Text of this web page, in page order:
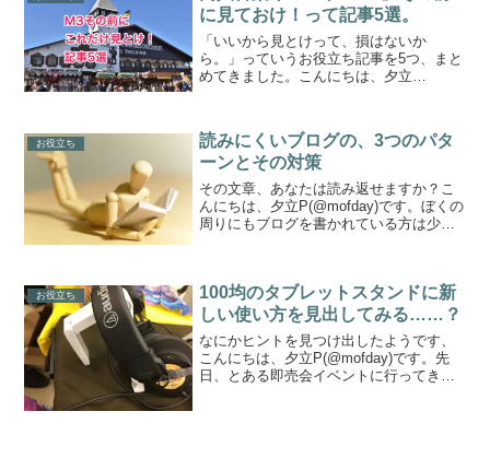
に見ておけ！って記事5選。
「いいから見とけって、損はないか
ら。」っていうお役立ち記事を5つ、まと
めてきました。こんにちは、夕立
まにおかれましては作品の制作進行等、
順調でしょうか。今...
お役立ち
読みにくいブログの、3つのパタ
ーンとその対策
その文章、あなたは読み返せますか？こ
んにちは、夕立P(@mofday)です。ぼくの
周りにもブログを書かれている方は少人
った方々の中...
お役立ち
100均のタブレットスタンドに新
しい使い方を見出してみる……？
なにかヒントを見つけ出したようです、
こんにちは、夕立P(@mofday)です。先
日、とある即売会イベントに行ってきた